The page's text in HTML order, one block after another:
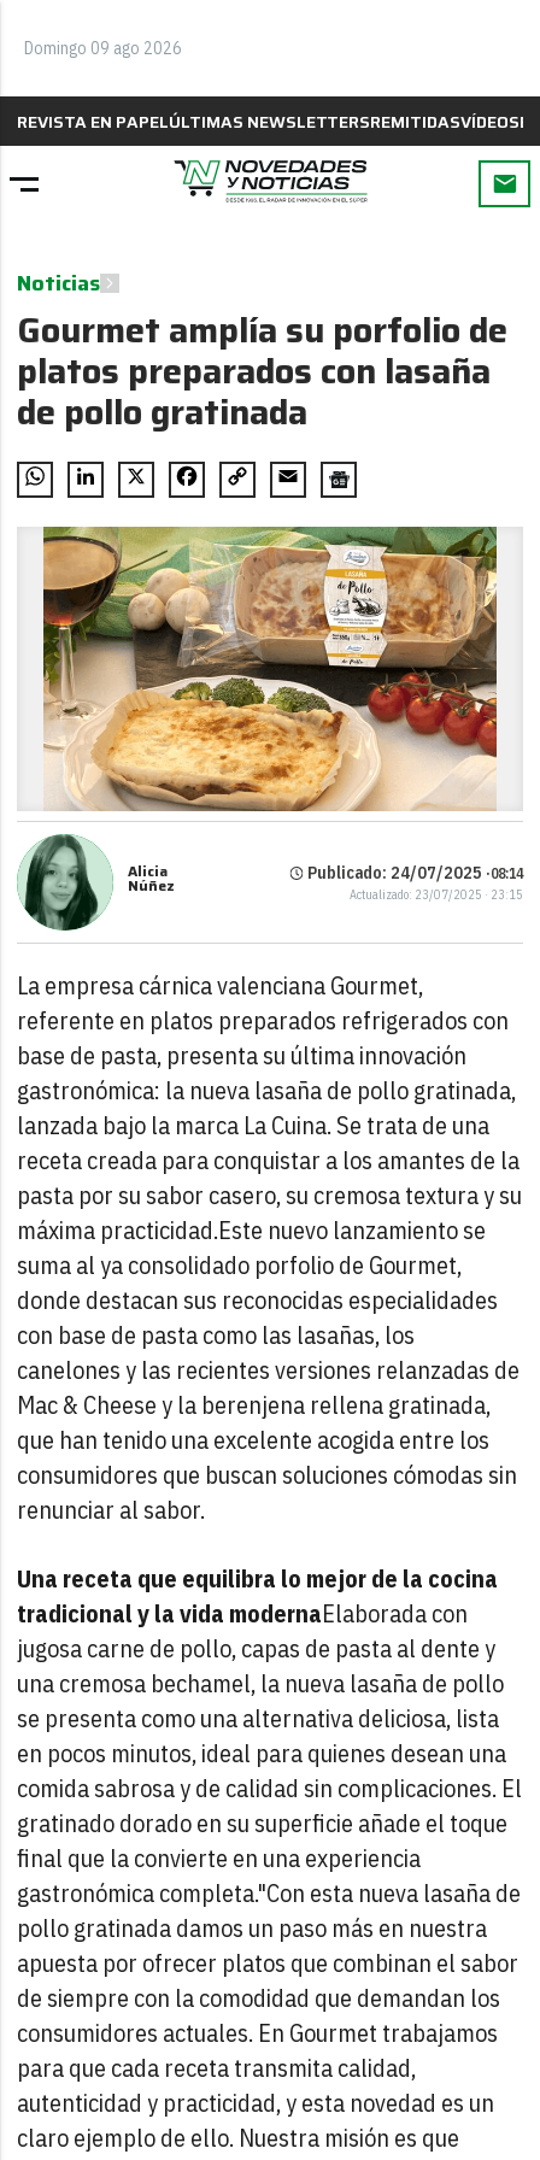
Domingo 09 ago 2026
REVISTA EN PAPELÚLTIMAS NEWSLETTERSREMITIDASVÍDEOS
Noticias
Gourmet amplía su porfolio de
platos preparados con lasaña
de pollo gratinada
WhatsAppLinkedIn
X FacebookCopy
Email
Alicia
Núñez
Publicado: 24/07/2025 ·08:14
Actualizado: 23/07/2025 · 23:15
La empresa cárnica valenciana Gourmet,
referente en platos preparados refrigerados con
base de pasta, presenta su última innovación
gastronómica: la nueva lasaña de pollo gratinada,
lanzada bajo la marca La Cuina. Se trata de una
receta creada para conquistar a los amantes de la
pasta por su sabor casero, su cremosa textura y su
máxima practicidad.Este nuevo lanzamiento se
suma al ya consolidado porfolio de Gourmet,
donde destacan sus reconocidas especialidades
con base de pasta como las lasañas, los
canelones y las recientes versiones relanzadas de
Mac & Cheese y la berenjena rellena gratinada,
que han tenido una excelente acogida entre los
consumidores que buscan soluciones cómodas sin
renunciar al sabor.
Una receta que equilibra lo mejor de la cocina
tradicional y la vida modernaElaborada con
jugosa carne de pollo, capas de pasta al dente y
una cremosa bechamel, la nueva lasaña de pollo
se presenta como una alternativa deliciosa, lista
en pocos minutos, ideal para quienes desean una
comida sabrosa y de calidad sin complicaciones. El
gratinado dorado en su superficie añade el toque
final que la convierte en una experiencia
gastronómica completa."Con esta nueva lasaña de
pollo gratinada damos un paso más en nuestra
apuesta por ofrecer platos que combinan el sabor
de siempre con la comodidad que demandan los
consumidores actuales. En Gourmet trabajamos
para que cada receta transmita calidad,
autenticidad y practicidad, y esta novedad es un
claro ejemplo de ello. Nuestra misión es que